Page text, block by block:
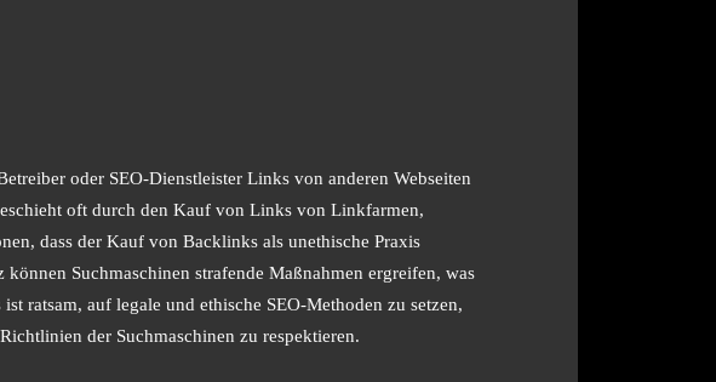
oder SEO-Dienstleister Links von anderen Webseiten
oft durch den Kauf von Links von Linkfarmen,
dass der Kauf von Backlinks als unethische Praxis
Suchmaschinen strafende Maßnahmen ergreifen, was
ratsam, auf legale und ethische SEO-Methoden zu setzen,
der Suchmaschinen zu respektieren.